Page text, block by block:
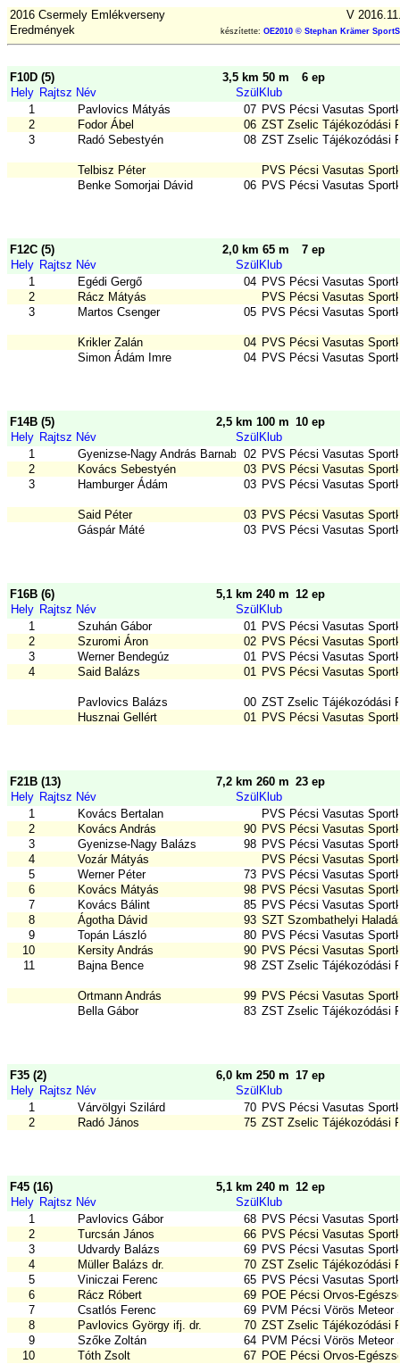
2016 Csermely Emlékverseny
V
Eredmények
készítette: OE2010 © Stephan Krämer
F10D (5) 3,5 km 50 m
6 ep
Hely Rajtsz Név Szül Klub
1
Pavlovics Mátyás 07 PVS Pécsi Vasutas
2
Fodor Ábel 06 ZST Zselic Tájékozódási
3
Radó Sebestyén 08 ZST Zselic Tájékozódási
Telbisz Péter
PVS Pécsi Vasutas
Benke Somorjai Dávid
06 PVS Pécsi Vasutas
F12C (5) 2,0 km 65 m
7 ep
Hely Rajtsz Név Szül Klub
1
Egédi Gergő 04 PVS Pécsi Vasutas
2
Rácz Mátyás
PVS Pécsi Vasutas
3
Martos Csenger 05 PVS Pécsi Vasutas
Krikler Zalán 04 PVS Pécsi Vasutas
Simon Ádám Imre
04 PVS Pécsi Vasutas
F14B (5) 2,5 km 100 m 10 ep
Hely Rajtsz Név Szül Klub
1
Gyenizse-Nagy András Barnabás02 PVS Pécsi Vasutas
2
Kovács Sebestyén 03 PVS Pécsi Vasutas
3
Hamburger Ádám 03 PVS Pécsi Vasutas
Said Péter 03 PVS Pécsi Vasutas
Gáspár Máté
03 PVS Pécsi Vasutas
F16B (6) 5,1 km 240 m 12 ep
Hely Rajtsz Név Szül Klub
1
Szuhán Gábor 01 PVS Pécsi Vasutas
2
Szuromi Áron 02 PVS Pécsi Vasutas
3
Werner Bendegúz 01 PVS Pécsi Vasutas
4
Said Balázs 01 PVS Pécsi Vasutas
Pavlovics Balázs 00 ZST Zselic Tájékozódási
Husznai Gellért
01 PVS Pécsi Vasutas
F21B (13) 7,2 km 260 m 23 ep
Hely Rajtsz Név Szül Klub
1
Kovács Bertalan
PVS Pécsi Vasutas
2
Kovács András 90 PVS Pécsi Vasutas
3
Gyenizse-Nagy Balázs 98 PVS Pécsi Vasutas
4
Vozár Mátyás
PVS Pécsi Vasutas
5
Werner Péter 73 PVS Pécsi Vasutas
6
Kovács Mátyás 98 PVS Pécsi Vasutas
7
Kovács Bálint 85 PVS Pécsi Vasutas
8
Ágotha Dávid 93 SZT Szombathelyi
9
Topán László 80 PVS Pécsi Vasutas
10
Kersity András 90 PVS Pécsi Vasutas
11
Bajna Bence 98 ZST Zselic Tájékozódási
Ortmann András 99 PVS Pécsi Vasutas
Bella Gábor
83 ZST Zselic Tájékozódási
F35 (2) 6,0 km 250 m 17 ep
Hely Rajtsz Név Szül Klub
1
Várvölgyi Szilárd 70 PVS Pécsi Vasutas
2
Radó János 75 ZST Zselic Tájékozódási
F45 (16) 5,1 km 240 m 12 ep
Hely Rajtsz Név Szül Klub
1
Pavlovics Gábor 68 PVS Pécsi Vasutas
2
Turcsán János 66 PVS Pécsi Vasutas
3
Udvardy Balázs 69 PVS Pécsi Vasutas
4
Müller Balázs dr. 70 ZST Zselic Tájékozódási
5
Viniczai Ferenc 65 PVS Pécsi Vasutas
6
Rácz Róbert 69 POE Pécsi Orvos-
7
Csatlós Ferenc 69 PVM Pécsi Vörös Meteor
8
Pavlovics György ifj. dr. 70 ZST Zselic Tájékozódási
9
Szőke Zoltán 64 PVM Pécsi Vörös Meteor
10
Tóth Zsolt 67 POE Pécsi Orvos-